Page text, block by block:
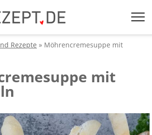
Rezepte » Möhrencremesuppe mit
mit